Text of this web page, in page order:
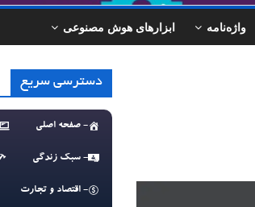
واژه‌نامه ابزارهای هوش مصنوعی
دسترسی سریع
- صفحه اصلی
- سبک زندگی
- اقتصاد و تجارت